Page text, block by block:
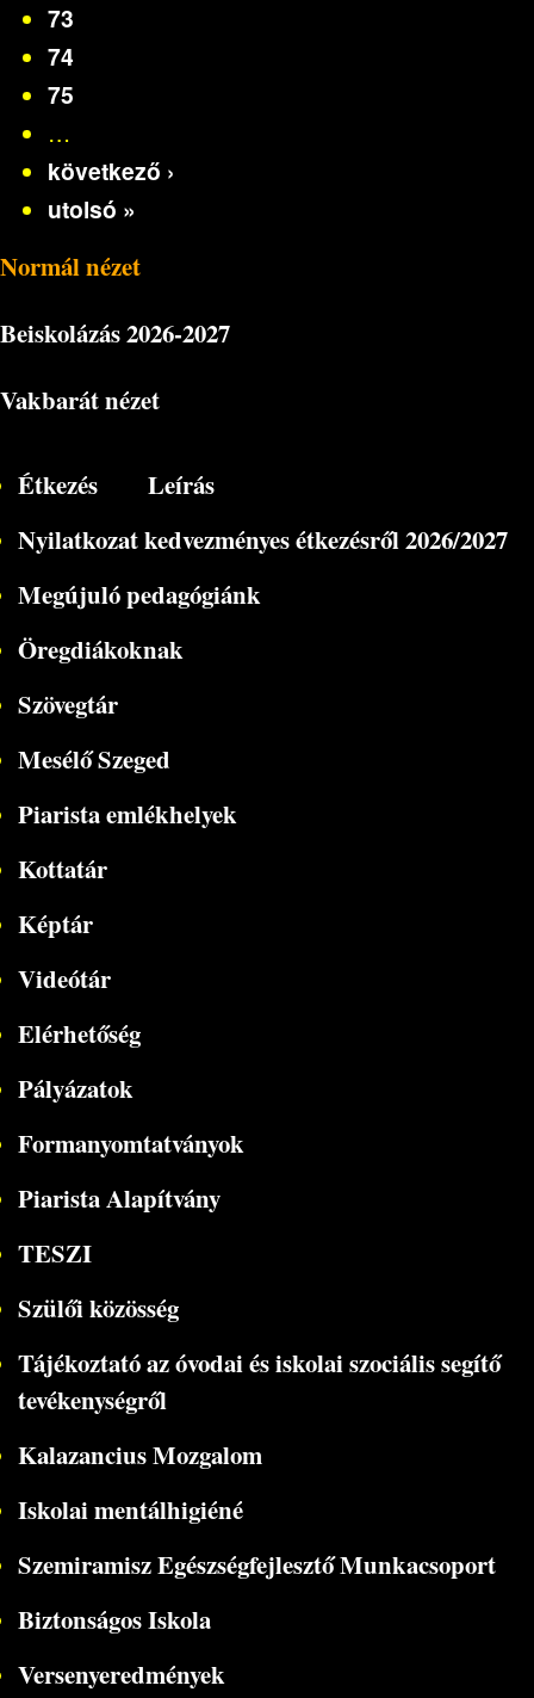
73
74
75
…
következő ›
utolsó »
Normál nézet
Beiskolázás2026-2027
Vakbarát nézet
Étkezés
Leírás
Nyilatkozat kedvezményes étkezésről 2026/2027
Megújuló pedagógiánk
Öregdiákoknak
Szövegtár
Mesélő Szeged
Piarista emlékhelyek
Kottatár
Képtár
Videótár
Elérhetőség
Pályázatok
Formanyomtatványok
Piarista Alapítvány
TESZI
Szülői közösség
Tájékoztató az óvodai és iskolai szociális segítő
tevékenységről
Kalazancius Mozgalom
Iskolai mentálhigiéné
Szemiramisz Egészségfejlesztő Munkacsoport
Biztonságos Iskola
Versenyeredmények